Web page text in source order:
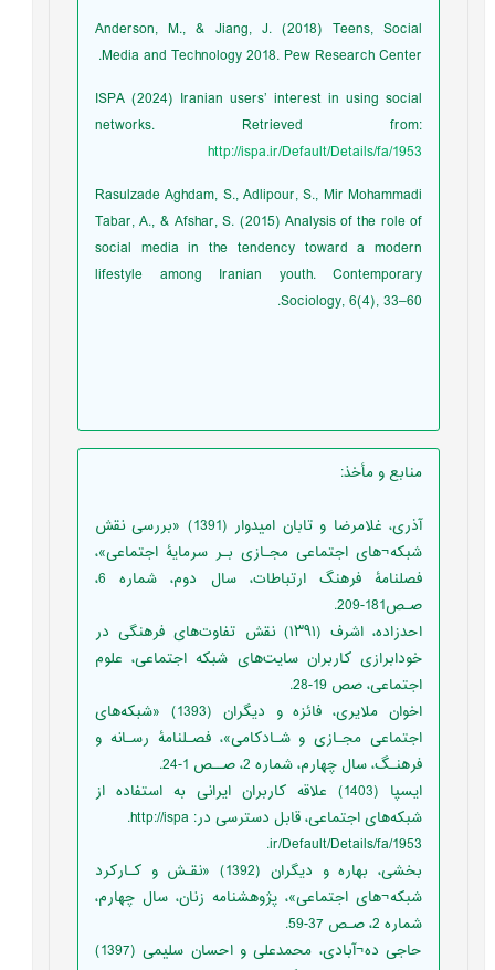
Anderson, M., & Jiang, J. (2018) Teens, Social
Media and Technology 2018. Pew Research Center.
ISPA (2024) Iranian users’ interest in using social
networks. Retrieved from:
http://ispa.ir/Default/Details/fa/1953
Rasulzade Aghdam, S., Adlipour, S., Mir Mohammadi
Tabar, A., & Afshar, S. (2015) Analysis of the role of
social media in the tendency toward a modern
lifestyle among Iranian youth. Contemporary
Sociology, 6(4), 33–60.
منابع و مأخذ:
آذری، غلامرضا و تابان امیدوار (1391) «بررسی نقش
شبکه¬های اجتماعی مجـازی بـر سرمایۀ اجتماعی»،
فصلنامۀ فرهنگ ارتباطات، سال دوم، شماره 6،
صـص181-209.
احدزاده، اشرف (۱۳۹۱) نقش تفاوت‌های فرهنگی در
خودابرازی کاربران سایت‌های شبکه اجتماعی، علوم
اجتماعی، صص 19-28.
اخوان ملایری، فائزه و دیگران (1393) «شبکه‌های
اجتماعی مجـازی و شـادکامی»، فصـلنامۀ رسـانه و
فرهنـگ، سال چهارم، شماره 2، صــص 1-24.
ایسپا (1403) علاقه کاربران ایرانی به استفاده از
شبکه‌های اجتماعی، قابل دسترسی در: http://ispa.
ir/Default/Details/fa/1953.
بخشی، بهاره و دیگران (1392) «نقـش و کـارکرد
شبکه¬های اجتماعی»، پژوهشنامه زنان، سال چهارم،
شماره 2، صـص 37-59.
حاجی ده¬آبادی، محمدعلی و احسان سلیمی (1397)